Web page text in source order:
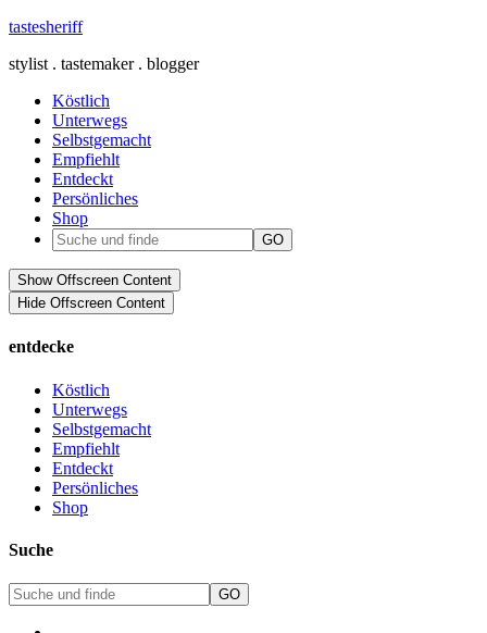
tastesheriff
stylist . tastemaker . blogger
Köstlich
Unterwegs
Selbstgemacht
Empfiehlt
Entdeckt
Persönliches
Shop
Show Offscreen Content
Hide Offscreen Content
entdecke
Köstlich
Unterwegs
Selbstgemacht
Empfiehlt
Entdeckt
Persönliches
Shop
Suche